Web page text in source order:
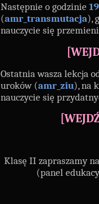
Następnie o godzinie
(amr_transmutacja),
nauczycie się
Ostatnia wasza lekcja
uroków (amr_ziu), na
nauczycie się
Klasę II zapraszamy
(panel